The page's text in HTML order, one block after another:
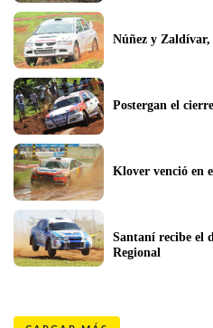
Núñez y
Postergan el
Klover venció en
Santaní recibe el
Regional